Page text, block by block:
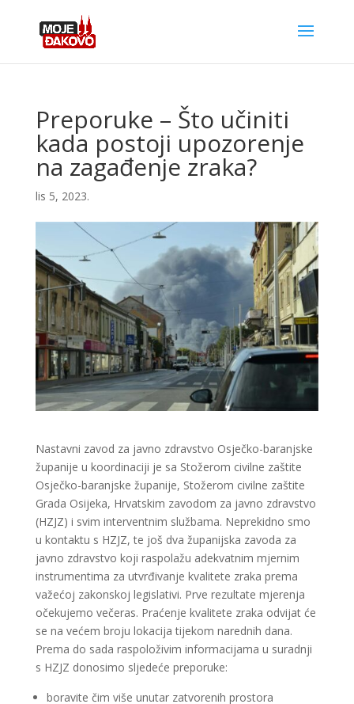
Preporuke – Što učiniti
kada postoji upozorenje
na zagađenje zraka?
lis 5, 2023.
Nastavni zavod za javno zdravstvo Osječko-baranjske
županije u koordinaciji je sa Stožerom civilne zaštite
Osječko-baranjske županije, Stožerom civilne zaštite
Grada Osijeka, Hrvatskim zavodom za javno zdravstvo
(HZJZ) i svim interventnim službama. Neprekidno smo
u kontaktu s HZJZ, te još dva županijska zavoda za
javno zdravstvo koji raspolažu adekvatnim mjernim
instrumentima za utvrđivanje kvalitete zraka prema
važećoj zakonskoj legislativi. Prve rezultate mjerenja
očekujemo večeras. Praćenje kvalitete zraka odvijat će
se na većem broju lokacija tijekom narednih dana.
Prema do sada raspoloživim informacijama u suradnji
s HZJZ donosimo sljedeće preporuke:
boravite čim više unutar zatvorenih prostora